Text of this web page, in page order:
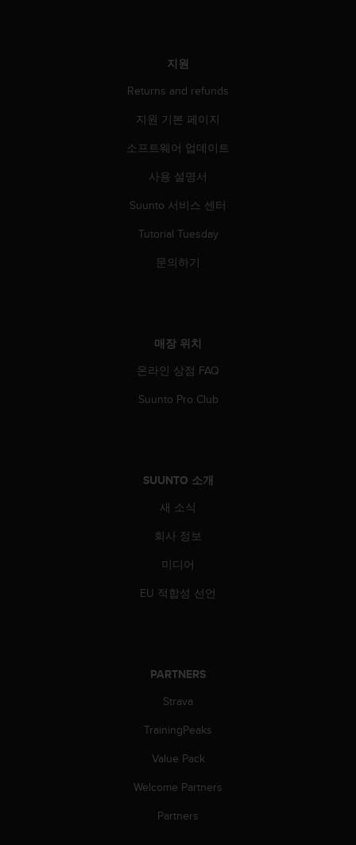
지원
Returns and refunds
지원 기본 페이지
소프트웨어 업데이트
사용 설명서
Suunto 서비스 센터
Tutorial Tuesday
문의하기
매장 위치
온라인 상점 FAQ
Suunto Pro Club
SUUNTO 소개
새 소식
회사 정보
미디어
EU 적합성 선언
PARTNERS
Strava
TrainingPeaks
Value Pack
Welcome Partners
Partners